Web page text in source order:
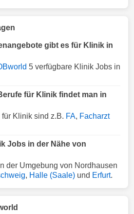
gibt es für Klinik in
5 verfügbare Klinik Jobs in
für Klinik findet man in
Klinik sind z.B. FA, Facharzt
Jobs in der Nähe von
der Umgebung von Nordhausen
, Halle (Saale) und Erfurt.